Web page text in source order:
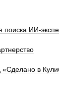
поиска ИИ-
в